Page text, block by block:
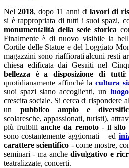
Nel 2018, dopo 11 anni dilavori di
si è rappropriata di tutti i suoi spazi,
monumentalità della sede storica
Finalmente è di nuovo visibile la
Cortile delle Statue e del Loggiato
magazzini sono riaffiorati alcuni resti
chiesa edificata dai Gesuiti nel
bellezza èa disposizione di tutti:
quotidianamente affinché la cultura
suoi spazi siano accoglienti, un
crescita sociale. Si cerca di rispondere
un pubblico ampio e
scolaresche, appassionati, turisti),
più fruibilianche da remoto- ilsito
sono costantemente aggiornati – ed
carattere scientifico - come mostre,
seminari - ma anchedivulgativo e
teatralizzate, concerti.